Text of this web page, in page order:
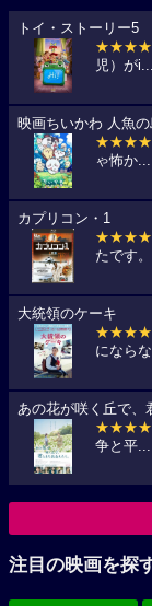
トイ・ストーリー5
児）がi...
映画ちいかわ 人魚
★★★★
ゃ怖か...
カプリコン・1
★★★★
たです
大統領のケーキ
になら
あの花が咲く丘で、
争と平...
注目の映画を探